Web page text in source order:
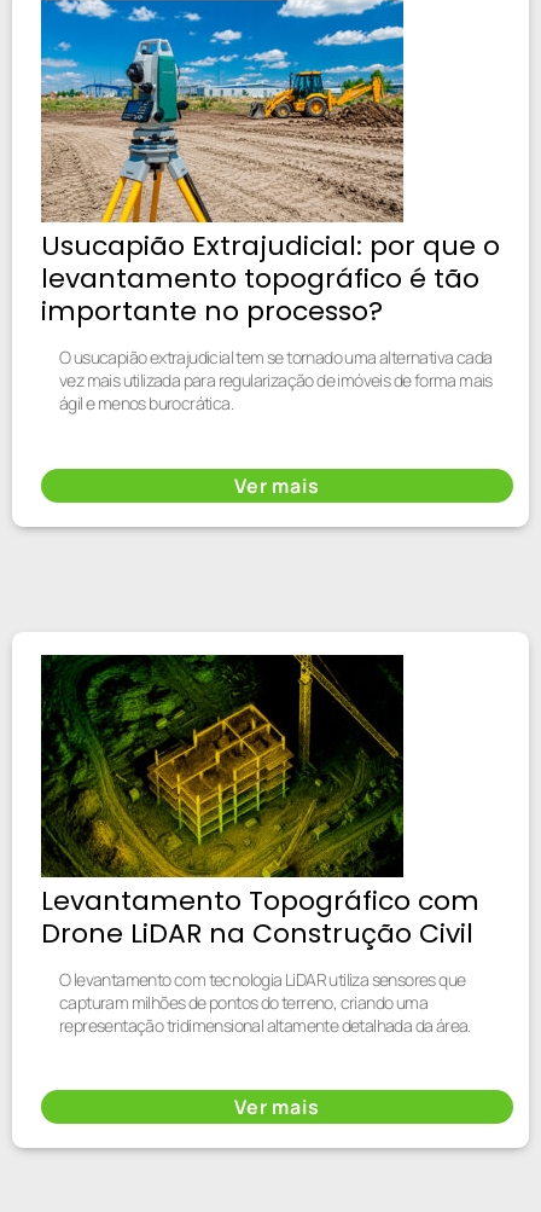
Usucapião Extrajudicial: por que o
levantamento topográfico é tão
importante no processo?
O usucapião extrajudicial tem se tornado uma alternativa cada
vez mais utilizada para regularização de imóveis de forma mais
ágil e menos burocrática.
Ver mais
Levantamento Topográfico com
Drone LiDAR na Construção Civil
O levantamento com tecnologia LiDAR utiliza sensores que
capturam milhões de pontos do terreno, criando uma
representação tridimensional altamente detalhada da área.
Ver mais